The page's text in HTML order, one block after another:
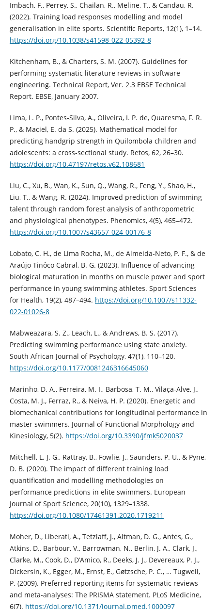
Imbach, F., Perrey, S., Chailan, R., Meline, T., & Candau, R.
(2022). Training load responses modelling and model
generalisation in elite sports. Scientific Reports, 12(1), 1–14.
https://doi.org/10.1038/s41598-022-05392-8
Kitchenham, B., & Charters, S. M. (2007). Guidelines for
performing systematic literature reviews in software
engineering. Technical Report, Ver. 2.3 EBSE Technical
Report. EBSE, January 2007.
Lima, L. P., Pontes-Silva, A., Oliveira, I. P. de, Quaresma, F. R.
P., & Maciel, E. da S. (2025). Mathematical model for
predicting handgrip strength in Quilombola children and
adolescents: a cross-sectional study. Retos, 62, 26–30.
https://doi.org/10.47197/retos.v62.108681
Liu, C., Xu, B., Wan, K., Sun, Q., Wang, R., Feng, Y., Shao, H.,
Liu, T., & Wang, R. (2024). Improved prediction of swimming
talent through random forest analysis of anthropometric
and physiological phenotypes. Phenomics, 4(5), 465–472.
https://doi.org/10.1007/s43657-024-00176-8
Lobato, C. H., de Lima Rocha, M., de Almeida-Neto, P. F., & de
Araújo Tinôco Cabral, B. G. (2023). Influence of advancing
biological maturation in months on muscle power and sport
performance in young swimming athletes. Sport Sciences
for Health, 19(2), 487–494. https://doi.org/10.1007/s11332-
022-01026-8
Mabweazara, S. Z., Leach, L., & Andrews, B. S. (2017).
Predicting swimming performance using state anxiety.
South African Journal of Psychology, 47(1), 110–120.
https://doi.org/10.1177/0081246316645060
Marinho, D. A., Ferreira, M. I., Barbosa, T. M., Vilaça-Alve, J.,
Costa, M. J., Ferraz, R., & Neiva, H. P. (2020). Energetic and
biomechanical contributions for longitudinal performance in
master swimmers. Journal of Functional Morphology and
Kinesiology, 5(2). https://doi.org/10.3390/jfmk5020037
Mitchell, L. J. G., Rattray, B., Fowlie, J., Saunders, P. U., & Pyne,
D. B. (2020). The impact of different training load
quantification and modelling methodologies on
performance predictions in elite swimmers. European
Journal of Sport Science, 20(10), 1329–1338.
https://doi.org/10.1080/17461391.2020.1719211
Moher, D., Liberati, A., Tetzlaff, J., Altman, D. G., Antes, G.,
Atkins, D., Barbour, V., Barrowman, N., Berlin, J. A., Clark, J.,
Clarke, M., Cook, D., D’Amico, R., Deeks, J. J., Devereaux, P. J.,
Dickersin, K., Egger, M., Ernst, E., Gøtzsche, P. C., … Tugwell,
P. (2009). Preferred reporting items for systematic reviews
and meta-analyses: The PRISMA statement. PLoS Medicine,
6(7). https://doi.org/10.1371/journal.pmed.1000097